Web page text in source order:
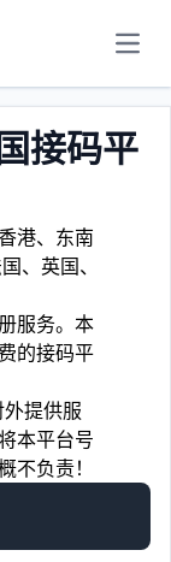
接码平
港、东南
、英国、
服务。本
的接码平
提供服
本平台号
不负责！